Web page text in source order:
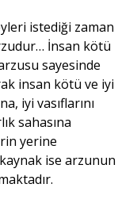
istediği zaman
İnsan kötü
sayesinde
insan kötü ve iyi
iyi vasıflarını
sahasına
yerine
ise arzunun